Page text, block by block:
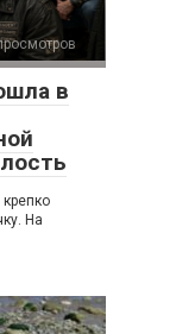
в
На